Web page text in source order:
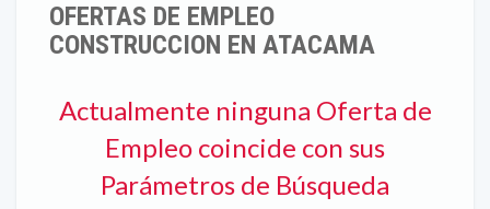
OFERTAS DE EMPLEO
CONSTRUCCION EN ATACAMA
Actualmente ninguna Oferta de
Empleo coincide con sus
Parámetros de Búsqueda